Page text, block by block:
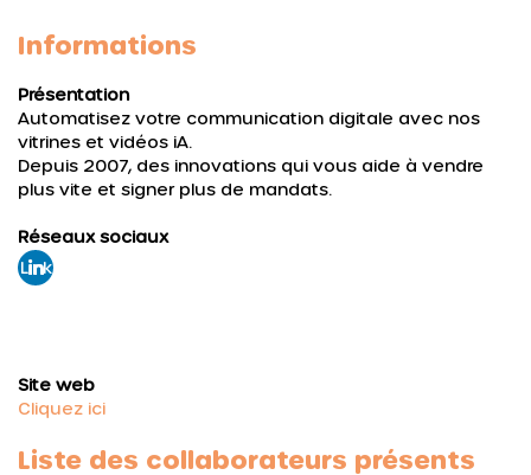
Informations
Présentation
Automatisez votre communication digitale avec nos
vitrines et vidéos iA.
Depuis 2007, des innovations qui vous aide à vendre
plus vite et signer plus de mandats.
Réseaux sociaux
Link
Site web
Cliquez ici
Liste des collaborateurs présents